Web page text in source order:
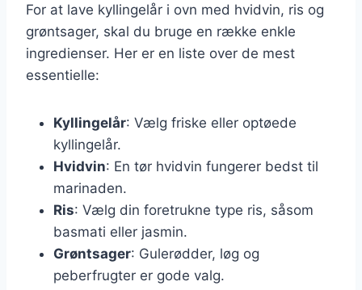
For at lave kyllingelår i ovn med hvidvin, ris og
grøntsager, skal du bruge en række enkle
ingredienser. Her er en liste over de mest
essentielle:
Kyllingelår: Vælg friske eller optøede
kyllingelår.
Hvidvin: En tør hvidvin fungerer bedst til
marinaden.
Ris: Vælg din foretrukne type ris, såsom
basmati eller jasmin.
Grøntsager: Gulerødder, løg og
peberfrugter er gode valg.